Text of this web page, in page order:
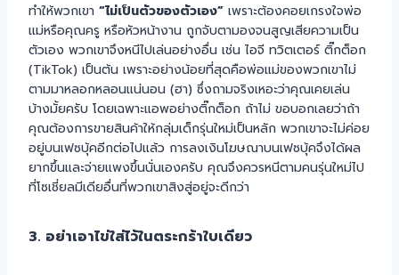
ทำให้พวกเขา “ไม่เป็นตัวของตัวเอง” เพราะต้องคอยเกรงใจพ่อ
แม่หรือคุณครู หรือหัวหน้างาน ถูกจับตามองจนสูญเสียความเป็น
ตัวเอง พวกเขาจึงหนีไปเล่นอย่างอื่น เช่น ไอจี ทวิตเตอร์ ติ๊กต็อก
(TikTok) เป็นต้น เพราะอย่างน้อยที่สุดคือพ่อแม่ของพวกเขาไม่
ตามมาหลอกหลอนแน่นอน (ฮา) ซึ่งถามจริงเหอะว่าคุณเคยเล่น
บ้างมั้ยครับ โดยเฉพาะแอพอย่างติ๊กต็อก ถ้าไม่ ขอบอกเลยว่าถ้า
คุณต้องการขายสินค้าให้กลุ่มเด็กรุ่นใหม่เป็นหลัก พวกเขาจะไม่ค่อย
อยู่บนเฟซบุ้คอีกต่อไปแล้ว การลงเงินโฆษณาบนเฟซบุ้คจึงได้ผล
ยากขึ้นและจ่ายแพงขึ้นนั่นเองครับ คุณจึงควรหนีตามคนรุ่นใหม่ไป
ที่โซเชี่ยลมีเดียอื่นที่พวกเขาสิงสู่อยู่จะดีกว่า
3. อย่าเอาไข่ใส่ไว้ในตระกร้าใบเดียว